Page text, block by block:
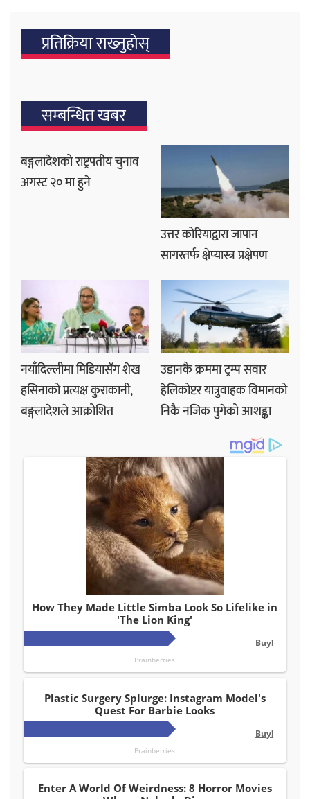
प्रतिक्रिया राख्‍नुहोस्
सम्बन्धित खबर
बङ्गलादेशको राष्ट्रपतीय चुनाव
अगस्ट २० मा हुने
उत्तर कोरियाद्वारा जापान
सागरतर्फ क्षेप्यास्त्र प्रक्षेपण
नयाँदिल्लीमा मिडियासँग शेख
हसिनाको प्रत्यक्ष कुराकानी,
बङ्गलादेशले आक्रोशित
उडानकै क्रममा ट्रम्प सवार
हेलिकोप्टर यात्रुवाहक विमानको
निकै नजिक पुगेको आशङ्का